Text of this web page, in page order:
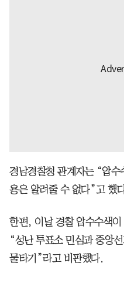
경남경찰청 관계자는 “압수
용은 알려줄 수 없다”고 했
한편, 이날 경찰 압수수색
“성난 투표소 민심과 중앙
물타기”라고 비판했다.